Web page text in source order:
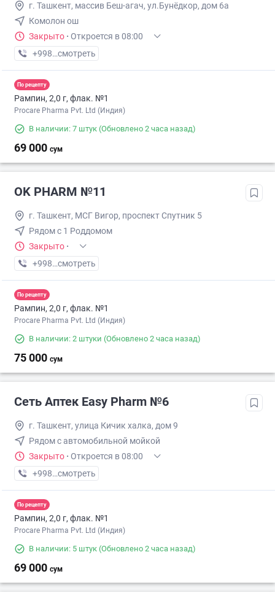
г. Ташкент, массив Беш-агач, ул.Бунёдкор, дом 6а
Комолон ош
Закрыто · Откроется в 08:00
+998 (71) XXX-XX-XX
смотреть
По рецепту
Рампин, 2,0 г, флак. №1
Procare Pharma Pvt. Ltd (Индия)
В наличии: 7 штук (Обновлено 2 часа назад)
69 000 сум
OK PHARM №11
г. Ташкент, МСГ Вигор, проспект Спутник 5
Рядом с 1 Роддомом
Закрыто ·
+998 (90) XXX-XX-XX
смотреть
По рецепту
Рампин, 2,0 г, флак. №1
Procare Pharma Pvt. Ltd (Индия)
В наличии: 2 штуки (Обновлено 2 часа назад)
75 000 сум
Сеть Аптек Easy Pharm №6
г. Ташкент, улица Кичик халка, дом 9
Рядом с автомобильной мойкой
Закрыто · Откроется в 08:00
+998 (78) XXX-XX-XX
смотреть
По рецепту
Рампин, 2,0 г, флак. №1
Procare Pharma Pvt. Ltd (Индия)
В наличии: 5 штук (Обновлено 2 часа назад)
69 000 сум